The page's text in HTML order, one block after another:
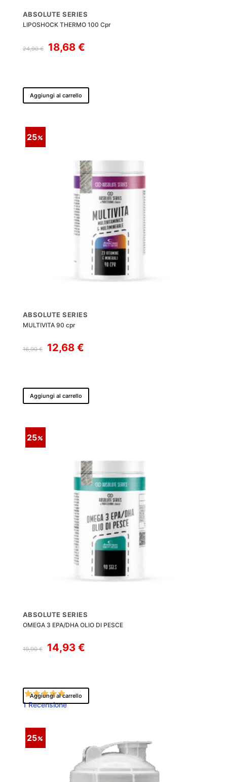
ABSOLUTE SERIES
LIPOSHOCK THERMO 100 Cpr
24,90€
Il
prezzo
24,90 €.
18,68 €Il
18,68 €.
Aggiungi al carrello
25
ABSOLUTE SERIES
MULTIVITA 90 cpr
16,90€
Il
prezzo
16,90 €.
12,68 €Il
12,68 €.
Aggiungi al carrello
25
ABSOLUTE SERIES
OMEGA 3 EPA/DHA OLIO DI PESCE
19,90€
Il
prezzo
19,90 €.
14,93 €Il
14,93 €.
1 Recensione
Aggiungi al carrello
25